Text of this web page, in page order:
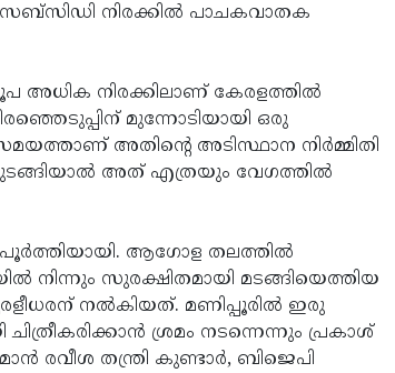
സബ്സിഡി നിരക്കിൽ പാചകവാതക
അധിക നിരക്കിലാണ് കേരളത്തിൽ
മുന്നോടിയായി ഒരു
അതിൻ്റെ അടിസ്ഥാന നിർമ്മിതി
അത് എത്രയും വേഗത്തിൽ
പൂർത്തിയായി. ആഗോള തലത്തിൽ
നിന്നും സുരക്ഷിതമായി മടങ്ങിയെത്തിയ
നൽകിയത്. മണിപ്പൂരിൽ ഇരു
ശ്രമം നടന്നെന്നും പ്രകാശ്
തന്ത്രി കുണ്ടാർ, ബിജെപി